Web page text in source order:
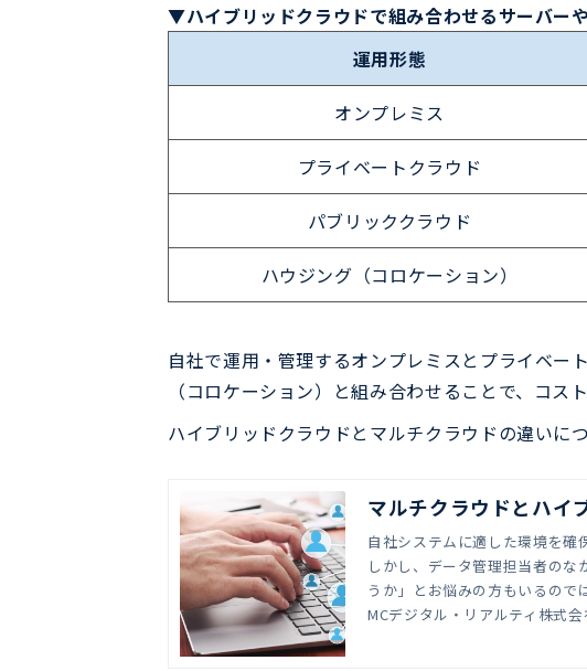
▼ハイブリッドクラウドで組み合わせるサーバー
運用形態
オンプレミス
プライベートクラウド
パブリッククラウド
ハウジング（コロケーション）
自社で運用・管理するオンプレミスとプライベー
（コロケーション）と組み合わせることで、コス
ハイブリッドクラウドとマルチクラウドの違いに
マルチクラウドとハイ
自社システムに適した環境を確
しかし、データ管理担当者の
うか」とお悩みの方もいるの
メリット・デメリットを解説しま
MCデジタル・リアルティ株式会